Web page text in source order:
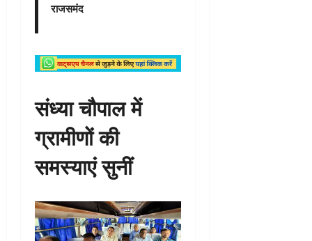
राजसमंद
संध्या चौपाल में
ग्रामीणों की
समस्याएं सुनीं